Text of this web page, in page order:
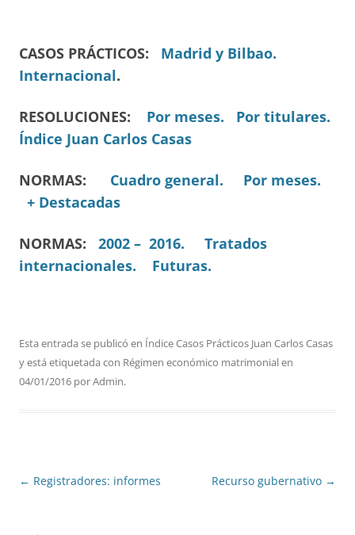
CASOS PRÁCTICOS: Madrid y Bilbao.
Internacional.
RESOLUCIONES: Por meses.
Por titulares.
Índice Juan Carlos Casas
NORMAS: Cuadro general.
Por meses.
+ Destacadas
NORMAS: 2002 – 2016.
Tratados
internacionales.
Futuras.
Esta entrada se publicó en Índice Casos Prácticos Juan Carlos Casas
y está etiquetada con Régimen económico matrimonialen
04/01/2016 porAdmin.
Navegación
← Registradores: informes Recurso gubernativo →